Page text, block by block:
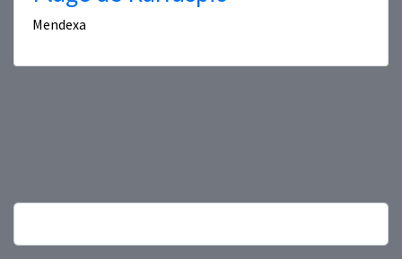
Mendexa